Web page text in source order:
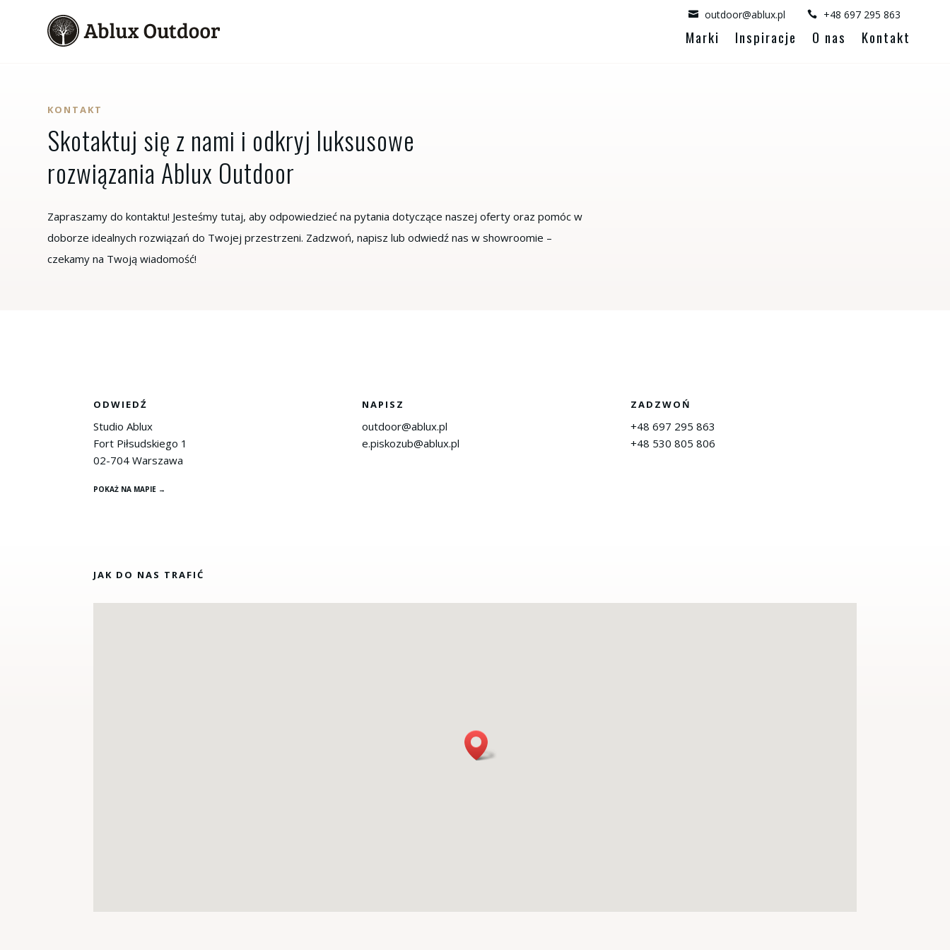
 outdoor@ablux.pl  +48 697 295 863
Marki Inspiracje O nas Kontakt
KONTAKT
Skotaktuj się z nami i odkryj luksusowe
rozwiązania Ablux Outdoor
Zapraszamy do kontaktu! Jesteśmy tutaj, aby odpowiedzieć na pytania dotyczące naszej oferty oraz pomóc w
doborze idealnych rozwiązań do Twojej przestrzeni. Zadzwoń, napisz lub odwiedź nas w showroomie –
czekamy na Twoją wiadomość!
ODWIEDŹ
Studio Ablux
Fort Piłsudskiego 1
02-704 Warszawa
POKAŻ NA MAPIE →
NAPISZ
outdoor@ablux.pl
e.piskozub@ablux.pl
ZADZWOŃ
+48 697 295 863
+48 530 805 806
JAK DO NAS TRAFIĆ